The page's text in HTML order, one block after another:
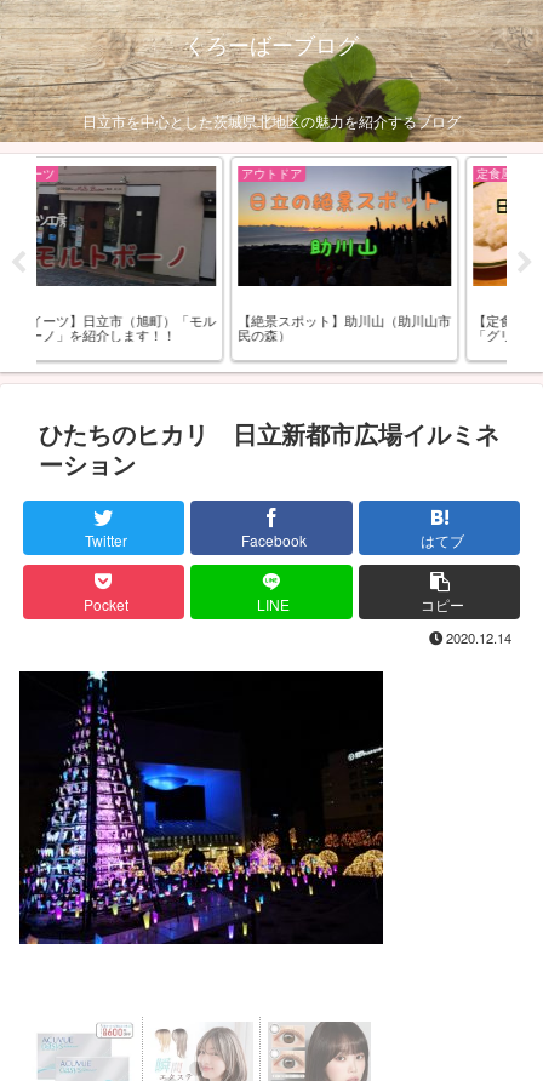
くろーばーブログ
日立市を中心とした茨城県北地区の魅力を紹介するブログ
（助川山市
定食屋
【定食屋】日立市中成沢町の定食屋
「グリルさくま」を紹介します！
【定食屋】日立市大甕町「ごはん
屋 一膳」を紹介します！
ひたちのヒカリ 日立新都市広場イルミネ
ーション
Twitter Facebook はてブ
Pocket LINE コピー
2020.12.14